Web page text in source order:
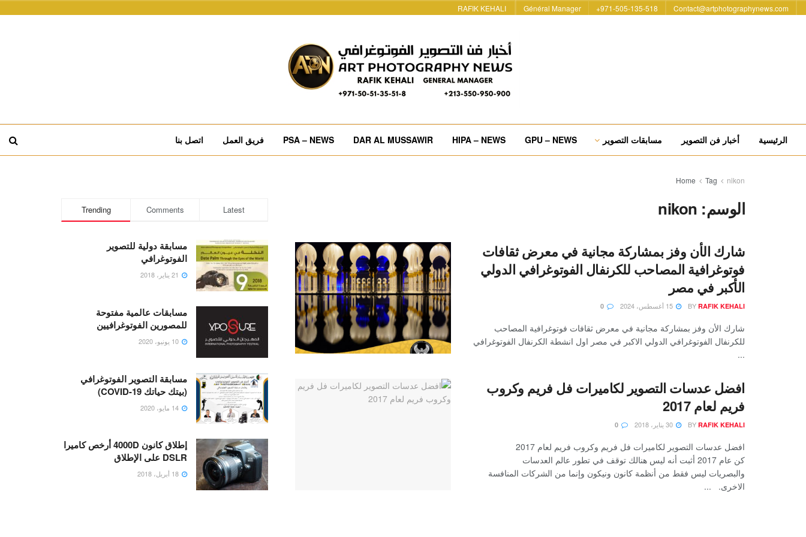
Contact@artphotographynews.com
971-505-135-518+
Général Manager
RAFIK KEHALI
الرئيسية أخبار فن التصوير مسابقات التصوير GPU – NEWS
HIPA – NEWS
DAR AL MUSSAWIR
PSA – NEWS فريق العمل اتصل بنا
Home Tag nikon
الوسم: nikon
شارك الأن وفز بمشاركة مجانية في معرض ثقافات
فوتوغرافية المصاحب للكرنفال الفوتوغرافي الدولي
الأكبر في مصر
BY RAFIK KEHALI
شارك الأن وفز بمشاركة مجانية في معرض ثقافات فوتوغرافية المصاحب
للكرنفال الفوتوغرافي الدولي الاكبر في مصر اول انشطة الكرنفال الفوتوغرافي
...
افضل عدسات التصوير لكاميرات فل فريم وكروب
فريم لعام 2017
BY RAFIK KEHALI
افضل عدسات التصوير لكاميرات فل فريم وكروب فريم لعام 2017
كن عام 2017 أثبت أنه ليس هنالك توقف في تطور عالم العدسات
والبصريات ليس فقط من أنظمة كانون ونيكون وإنما من الشركات المنافسة
الاخرى. ...
Trending Comments Latest
مسابقة دولية للتصوير
الفوتوغرافي
مسابقات عالمية مفتوحة
للمصورين الفوتوغرافيين
مسابقة التصوير الفوتوغرافي
(بيتك حياتك COVID-19)
إطلاق كانون 4000D أرخص كاميرا
DSLR على الإطلاق